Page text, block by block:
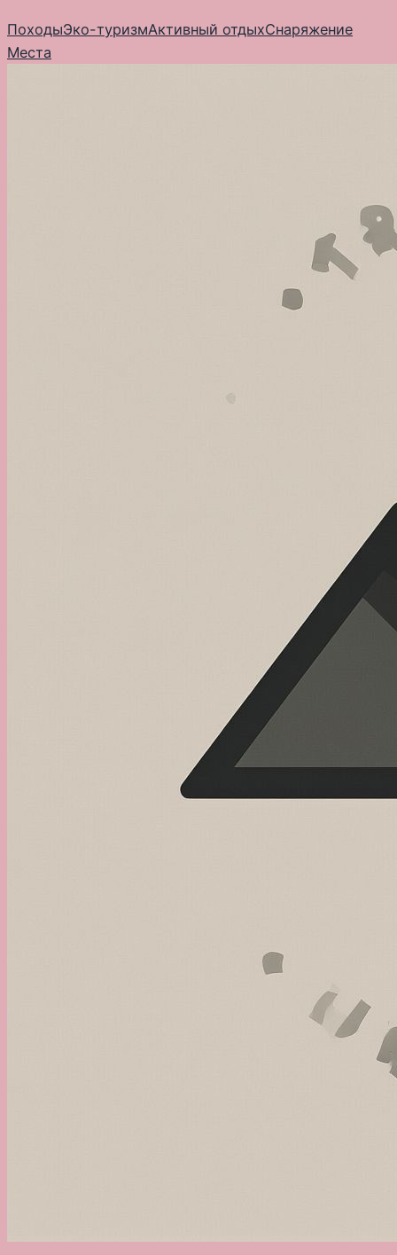
к
содержимому
ПоходыЭко-туризмАктивный отдыхСнаряжение
Места